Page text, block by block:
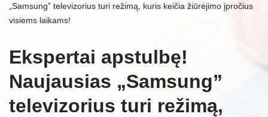
„Samsung” televizorius turi režimą, kuris keičia žiūrėjimo įpročius
visiems laikams!
Ekspertai apstulbę!
Naujausias „Samsung”
televizorius turi režimą,